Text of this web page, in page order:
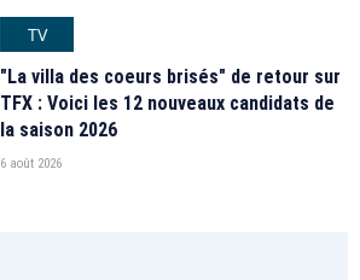
TV
"La villa des coeurs brisés" de retour sur
TFX : Voici les 12 nouveaux candidats de
la saison 2026
6 août 2026